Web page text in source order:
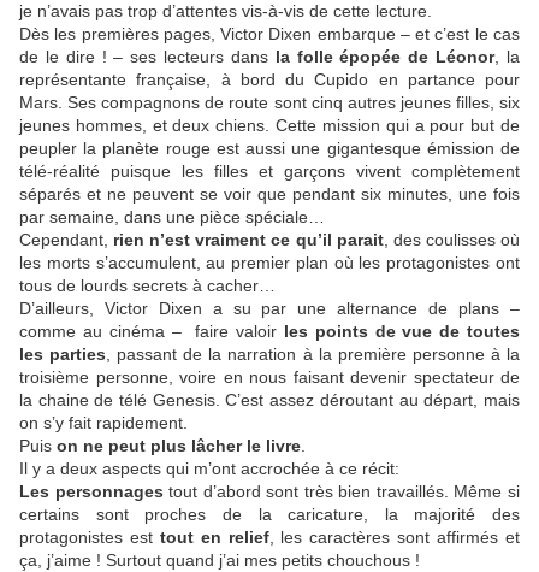
je n’avais pas trop d’attentes vis-à-vis de cette lecture.
Dès les premières pages, Victor Dixen embarque – et c’est le cas
de le dire ! – ses lecteurs dans la folle épopée de Léonor, la
représentante française, à bord du Cupido en partance pour
Mars. Ses compagnons de route sont cinq autres jeunes filles, six
jeunes hommes, et deux chiens. Cette mission qui a pour but de
peupler la planète rouge est aussi une gigantesque émission de
télé-réalité puisque les filles et garçons vivent complètement
séparés et ne peuvent se voir que pendant six minutes, une fois
par semaine, dans une pièce spéciale…
Cependant, rien n’est vraiment ce qu’il parait, des coulisses où
les morts s’accumulent, au premier plan où les protagonistes ont
tous de lourds secrets à cacher…
D’ailleurs, Victor Dixen a su par une alternance de plans –
comme au cinéma – faire valoir les points de vue de toutes
les parties , passant de la narration à la première personne à la
troisième personne, voire en nous faisant devenir spectateur de
la chaine de télé Genesis. C’est assez déroutant au départ, mais
on s’y fait rapidement.
Puis on ne peut plus lâcher le livre
Il y a deux aspects qui m’ont accrochée à ce récit:
Les personnages tout d’abord sont très bien travaillés. Même si
certains sont proches de la caricature, la majorité des
protagonistes esttout en relief, les caractères sont affirmés et
ça, j’aime ! Surtout quand j’ai mes petits chouchous !